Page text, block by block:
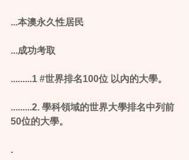
...本澳永久性居民
...成功考取
.........1 ‪#‎世界排名100位‬ 以內的大學。
.........2. 學科領域的世界大學排名中列前
50位的大學。
.